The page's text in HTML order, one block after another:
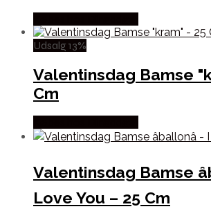
Udsalg 13%
Valentinsdag Bamse
Cm
Valentinsdag Bamse
Love You – 25 Cm